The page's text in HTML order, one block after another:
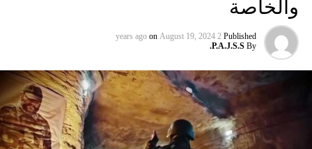
والخاصة
Published
2 years ago
on August 19, 2024
By
P.A.J.S.S.